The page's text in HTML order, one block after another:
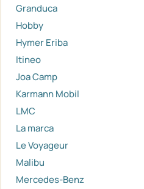
Granduca
Hobby
Hymer Eriba
Itineo
Joa Camp
Karmann Mobil
LMC
La marca
Le Voyageur
Malibu
Mercedes-Benz